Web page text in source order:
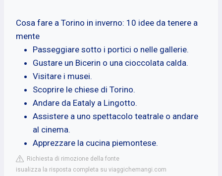
Cosa fare a Torino in inverno: 10 idee da tenere a
mente
Passeggiare sotto i portici o nelle gallerie.
Gustare un Bicerin o una cioccolata calda.
Visitare i musei.
Scoprire le chiese di Torino.
Andare da Eataly a Lingotto.
Assistere a uno spettacolo teatrale o andare
al cinema.
Apprezzare la cucina piemontese.
Richiesta di rimozione della fonte
isualizza la risposta completa su viaggichemangi.com